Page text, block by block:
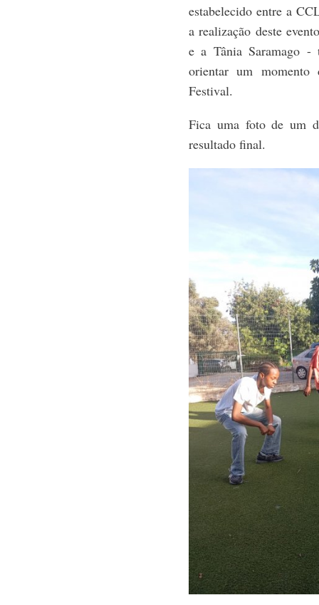
estabelecido entre a
a realização deste
e a Tânia Saramago
orientar um momento
Festival.
Fica uma foto de um
resultado final.